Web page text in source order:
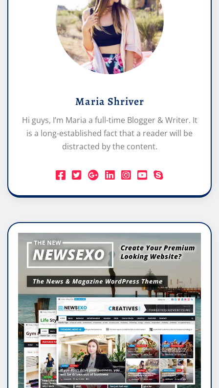
Maria Shriver
Hi guys, I’m Maria a full-time Blogger & Writer. It
is a long-established fact that a reader will be
distracted by the content.